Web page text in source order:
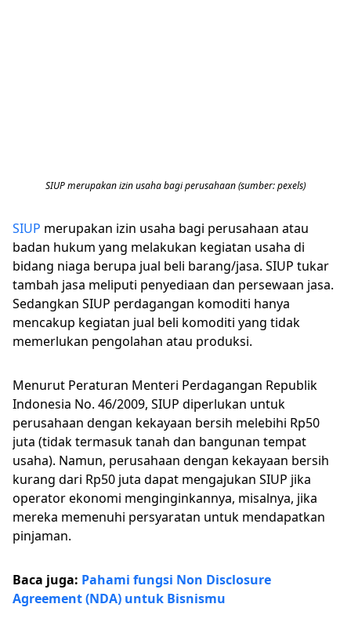
SIUP merupakan izin usaha bagi perusahaan (sumber: pexels)
SIUP merupakan izin usaha bagi perusahaan atau
badan hukum yang melakukan kegiatan usaha di
bidang niaga berupa jual beli barang/jasa. SIUP tukar
tambah jasa meliputi penyediaan dan persewaan jasa.
Sedangkan SIUP perdagangan komoditi hanya
mencakup kegiatan jual beli komoditi yang tidak
memerlukan pengolahan atau produksi.
Menurut Peraturan Menteri Perdagangan Republik
Indonesia No. 46/2009, SIUP diperlukan untuk
perusahaan dengan kekayaan bersih melebihi Rp50
juta (tidak termasuk tanah dan bangunan tempat
usaha). Namun, perusahaan dengan kekayaan bersih
kurang dari Rp50 juta dapat mengajukan SIUP jika
operator ekonomi menginginkannya, misalnya, jika
mereka memenuhi persyaratan untuk mendapatkan
pinjaman.
Baca juga: Pahami fungsi Non Disclosure
Agreement (NDA) untuk Bisnismu